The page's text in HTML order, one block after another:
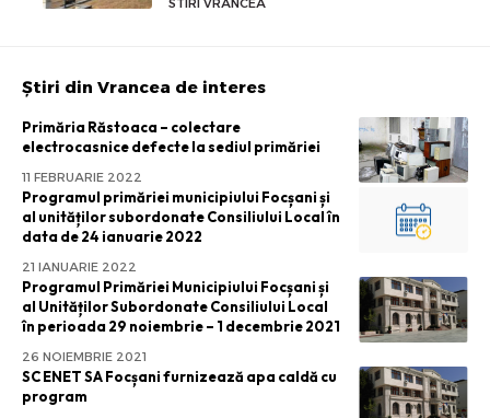
STIRI VRANCEA
Știri din Vrancea de interes
Primăria Răstoaca – colectare
electrocasnice defecte la sediul primăriei
11 FEBRUARIE 2022
Programul primăriei municipiului Focșani și
al unităților subordonate Consiliului Local în
data de 24 ianuarie 2022
21 IANUARIE 2022
Programul Primăriei Municipiului Focșani și
al Unităților Subordonate Consiliului Local
în perioada 29 noiembrie – 1 decembrie 2021
26 NOIEMBRIE 2021
SC ENET SA Focșani furnizează apa caldă cu
program